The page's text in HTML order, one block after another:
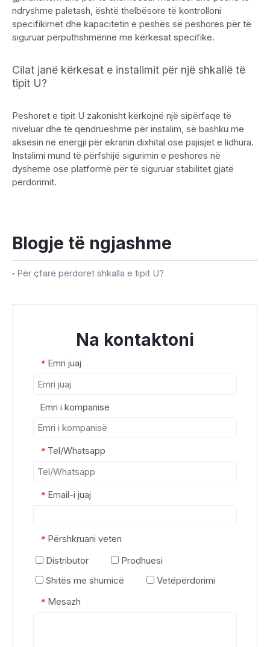
ndryshme paletash, është thelbësore të kontrolloni
specifikimet dhe kapacitetin e peshës së peshores për të
siguruar përputhshmërinë me kërkesat specifike.
Cilat janë kërkesat e instalimit për një shkallë të
tipit U?
Peshoret e tipit U zakonisht kërkojnë një sipërfaqe të
niveluar dhe të qëndrueshme për instalim, së bashku me
aksesin në energji për ekranin dixhital ose pajisjet e lidhura.
Instalimi mund të përfshijë sigurimin e peshores në
dysheme ose platformë për të siguruar stabilitet gjatë
përdorimit.
Blogje të ngjashme
Për çfarë përdoret shkalla e tipit U?
Na kontaktoni
* Emri juaj
Emri i kompanisë
* Tel/Whatsapp
* Email-i juaj
* Përshkruani veten
Distributor
Prodhuesi
Shitës me shumicë
Vetëpërdorimi
* Mesazh